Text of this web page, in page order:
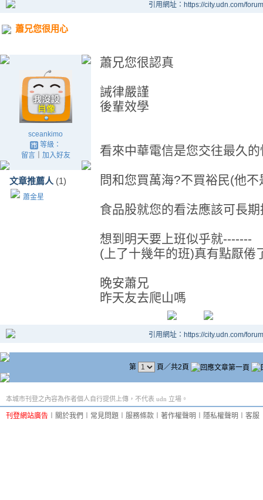
引用網址：https://city.udn.com/
蕭兄您很用心
sceankimo
等級：
留言｜ 加入好友
文章推薦人 (1)
蕭金星
蕭兄您很認真
誡律嚴謹
後輩效學
看來中華電信是您交往最久
問和您買萬海?不買裕民(他
食品股就您的看法應該可長
想到明天要上班似乎就-------
(上了十幾年的班)真有點厭倦
晚安蕭兄
昨天友去爬山嗎
引用網址：https://city.udn.com/
第 頁／共2頁
本城市刊登之內容為作者個人自行提供上傳，不代表 udn 立場。
刊登網站廣告 關於我們 常見問題 服務條款 著作權聲明 隱私權聲明 客服